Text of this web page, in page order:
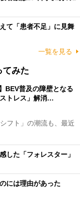
て「患者不足」に見舞
一覧を見る
てみた
BEV普及の障壁となる
ストレス」解消…
フト」の潮流も、最近
した「フォレスター」
には理由があった